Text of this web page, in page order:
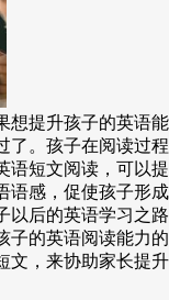
想提升孩子的英语能
了。孩子在阅读过程
语短文阅读，可以提
语感，促使孩子形成
以后的英语学习之路
子的英语阅读能力的
文，来协助家长提升